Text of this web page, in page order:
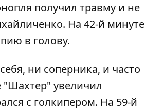
получил травму и не
На 42-й минуте
в голову.
ни соперника, и часто
"Шахтер" увеличил
с голкипером. На 59-й